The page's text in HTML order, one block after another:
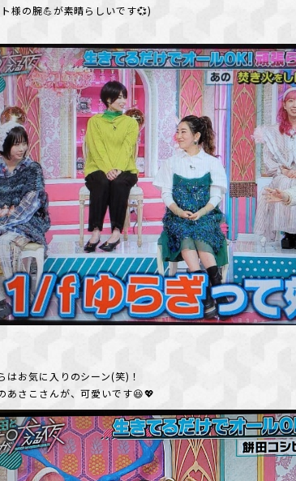
様の腕💪が素晴らしいです💞)
はお気に入りのシーン(笑)！
あさこさんが、可愛いです😆💖